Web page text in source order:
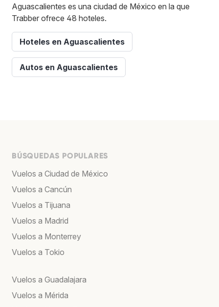
Aguascalientes es una ciudad de México en la que
Trabber ofrece 48 hoteles.
Hoteles en Aguascalientes
Autos en Aguascalientes
BÚSQUEDAS POPULARES
Vuelos a Ciudad de México
Vuelos a Cancún
Vuelos a Tijuana
Vuelos a Madrid
Vuelos a Monterrey
Vuelos a Tokio
Vuelos a Guadalajara
Vuelos a Mérida